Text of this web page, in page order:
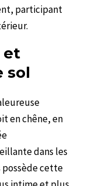
participant
et
sol
en chêne, en
dans les
possède cette